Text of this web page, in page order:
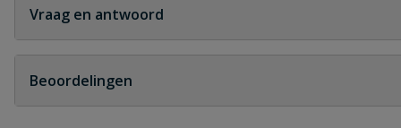
Vraag en antwoord
Geen vragen
Beoordelingen